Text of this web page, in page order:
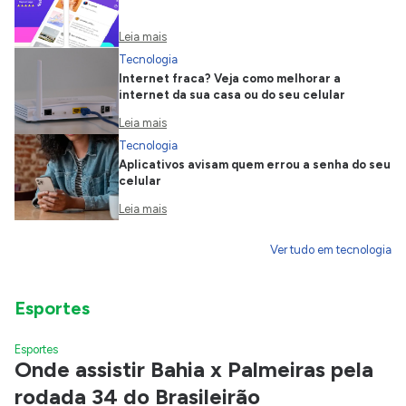
Leia mais
Tecnologia
Internet fraca? Veja como melhorar a
internet da sua casa ou do seu celular
Leia mais
Tecnologia
Aplicativos avisam quem errou a senha do seu
celular
Leia mais
Ver tudo em tecnologia
Esportes
Esportes
Onde assistir Bahia x Palmeiras pela
rodada 34 do Brasileirão